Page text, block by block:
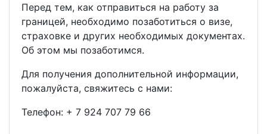
Перед тем, как отправиться на работу за
границей, необходимо позаботиться о визе,
страховке и других необходимых документах.
Об этом мы позаботимся.
Для получения дополнительной информации,
пожалуйста, свяжитесь с нами:
Телефон: + 7 924 707 79 66